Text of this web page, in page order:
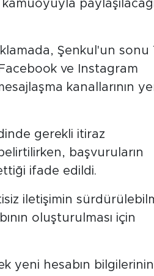
Şenkul'un sonu
ve Instagram
kanallarının
gerekli itiraz
başvuruların
ifade edildi.
iletişimin
oluşturulması için
yeni hesabın